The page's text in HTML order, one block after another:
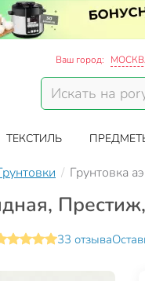
Ваш город:
ТЕКСТИЛЬ
Грунтовка
33 отзыва